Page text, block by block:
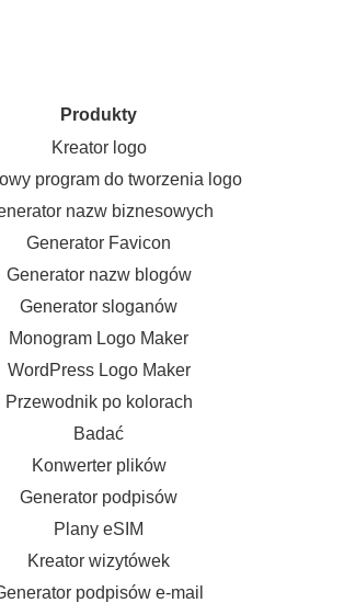
Produkty
Kreator logo
program do tworzenia logo
nazw biznesowych
Generator Favicon
Generator nazw blogów
Generator sloganów
Monogram Logo Maker
WordPress Logo Maker
Przewodnik po kolorach
Badać
Konwerter plików
Generator podpisów
Plany eSIM
Kreator wizytówek
podpisów e-mail